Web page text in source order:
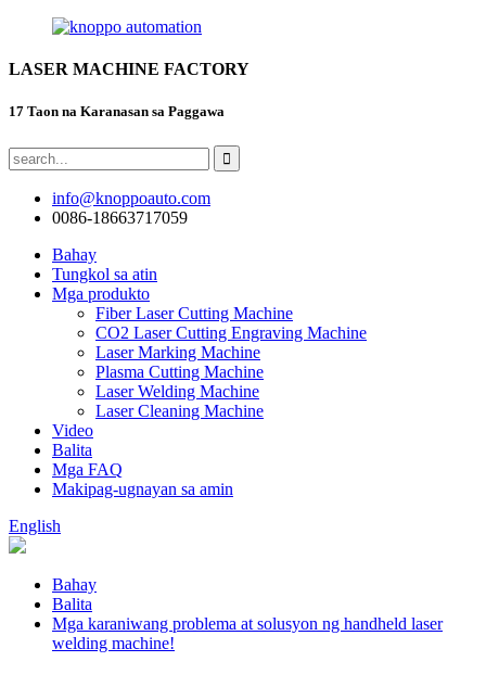
LASER MACHINE FACTORY
17 Taon na Karanasan sa Paggawa
info@knoppoauto.com
0086-18663717059
Bahay
Tungkol sa atin
Mga produkto
Fiber Laser Cutting Machine
CO2 Laser Cutting Engraving Machine
Laser Marking Machine
Plasma Cutting Machine
Laser Welding Machine
Laser Cleaning Machine
Video
Balita
Mga FAQ
Makipag-ugnayan sa amin
English
Bahay
Balita
Mga karaniwang problema at solusyon ng handheld laser
welding machine!